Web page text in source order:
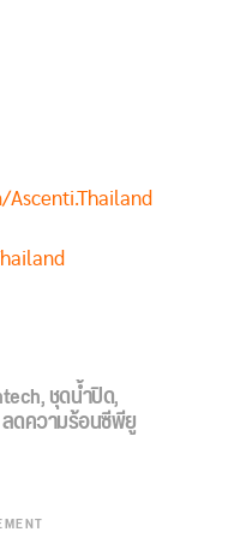
Ascenti.Thailand
,ชุดน้ำปิด,
ลดความร้อนซีพียู